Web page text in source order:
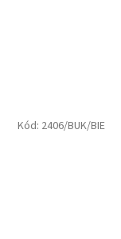
Kód: 2406/BUK/BIE